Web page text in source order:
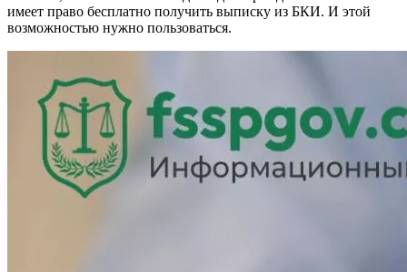
имеет право бесплатно получить выписку из БКИ. И этой
возможностью нужно пользоваться.